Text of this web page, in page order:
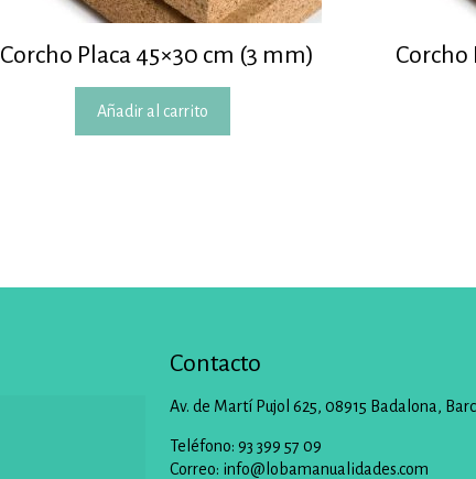
Corcho Placa 45×30 cm (3 mm)
Añadir al carrito
Corcho
Contacto
Av. de Martí Pujol 625, 08915 Badalona,
Teléfono: 93 399 57 09
Correo: info@lobamanualidades.com